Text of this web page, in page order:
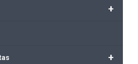
+
+